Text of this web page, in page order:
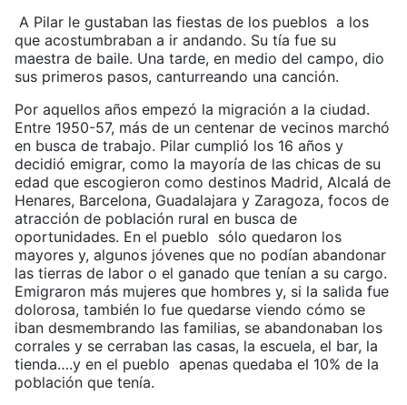
A Pilar le gustaban las fiestas de los pueblos a los
que acostumbraban a ir andando. Su tía fue su
maestra de baile. Una tarde, en medio del campo, dio
sus primeros pasos, canturreando una canción.
Por aquellos años empezó la migración a la ciudad.
Entre 1950-57, más de un centenar de vecinos marchó
en busca de trabajo. Pilar cumplió los 16 años y
decidió emigrar, como la mayoría de las chicas de su
edad que escogieron como destinos Madrid, Alcalá de
Henares, Barcelona, Guadalajara y Zaragoza, focos de
atracción de población rural en busca de
oportunidades. En el pueblo sólo quedaron los
mayores y, algunos jóvenes que no podían abandonar
las tierras de labor o el ganado que tenían a su cargo.
Emigraron más mujeres que hombres y, si la salida fue
dolorosa, también lo fue quedarse viendo cómo se
iban desmembrando las familias, se abandonaban los
corrales y se cerraban las casas, la escuela, el bar, la
tienda….y en el pueblo apenas quedaba el 10% de la
población que tenía.